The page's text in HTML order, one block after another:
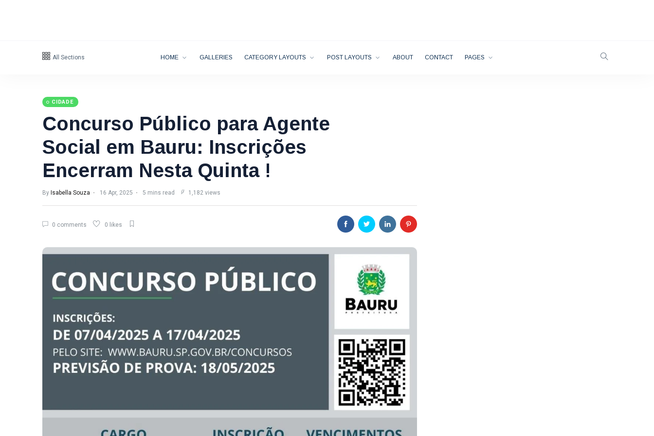
All Sections HOME GALLERIES CATEGORY LAYOUTS POST LAYOUTS ABOUT CONTACT PAGES
CIDADE
Concurso Público para Agente
Social em Bauru: Inscrições
Encerram Nesta Quinta !
By Isabella Souza 16 Apr, 2025 5 mins read 1,182 views
0 comments 0 likes